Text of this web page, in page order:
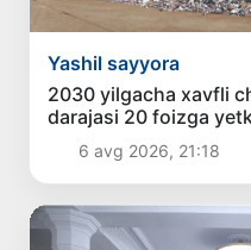
Yashil sayyora
2030 yilgacha xavfli
darajasi 20 foizga
6 avg 2026, 21:18